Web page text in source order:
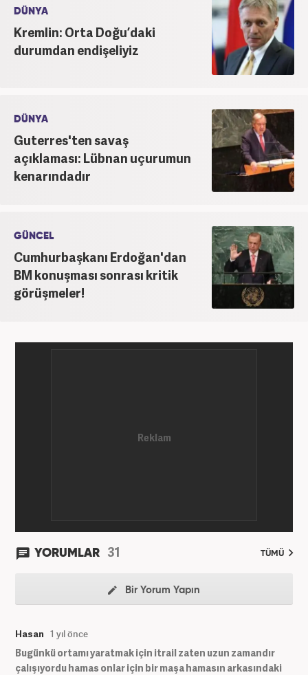
DÜNYA
Kremlin: Orta Doğu’daki
durumdan endişeliyiz
DÜNYA
Guterres'ten savaş
açıklaması: Lübnan uçurumun
kenarındadır
GÜNCEL
Cumhurbaşkanı Erdoğan'dan
BM konuşması sonrası kritik
görüşmeler!
YORUMLAR 31 TÜMÜ
Bir Yorum Yapın
Hasan 1 yıl önce
Bugünkü ortamı yaratmak için itrail zaten uzun zamandır
çalışıyordu hamas onlar için bir maşa hamasın arkasındaki